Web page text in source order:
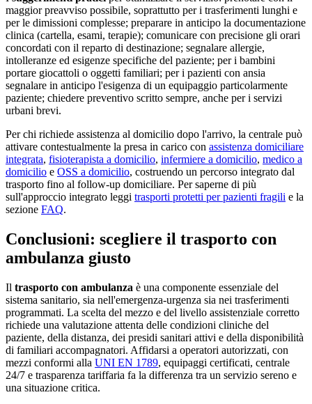
maggior preavviso possibile, soprattutto per i trasferimenti lunghi e
per le dimissioni complesse; preparare in anticipo la documentazione
clinica (cartella, esami, terapie); comunicare con precisione gli orari
concordati con il reparto di destinazione; segnalare allergie,
intolleranze ed esigenze specifiche del paziente; per i bambini
portare giocattoli o oggetti familiari; per i pazienti con ansia
segnalare in anticipo l'esigenza di un equipaggio particolarmente
paziente; chiedere preventivo scritto sempre, anche per i servizi
urbani brevi.
Per chi richiede assistenza al domicilio dopo l'arrivo, la centrale può
attivare contestualmente la presa in carico con assistenza domiciliare
integrata, fisioterapista a domicilio, infermiere a domicilio, medico a
domicilio e OSS a domicilio, costruendo un percorso integrato dal
trasporto fino al follow-up domiciliare. Per saperne di più
sull'approccio integrato leggi trasporti protetti per pazienti fragili e la
sezione FAQ.
Conclusioni: scegliere il trasporto con
ambulanza giusto
Il trasporto con ambulanza è una componente essenziale del
sistema sanitario, sia nell'emergenza-urgenza sia nei trasferimenti
programmati. La scelta del mezzo e del livello assistenziale corretto
richiede una valutazione attenta delle condizioni cliniche del
paziente, della distanza, dei presidi sanitari attivi e della disponibilità
di familiari accompagnatori. Affidarsi a operatori autorizzati, con
mezzi conformi alla UNI EN 1789, equipaggi certificati, centrale
24/7 e trasparenza tariffaria fa la differenza tra un servizio sereno e
una situazione critica.